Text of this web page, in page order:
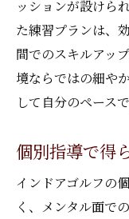
ッションが設けら
た練習プランは、
間でのスキルアッ
境ならではの細や
して自分のペース
個別指導で得
インドアゴルフの
く、メンタル面で